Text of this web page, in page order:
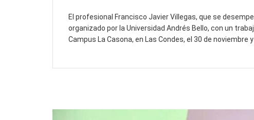
El profesional Francisco Javier Villegas, que se
organizado por la Universidad Andrés Bello, con un
Campus La Casona, en Las Condes, el 30 de noviembre